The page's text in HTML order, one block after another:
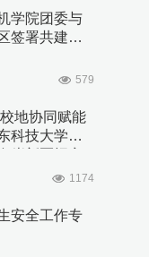
学院团委与
签署共建协
579
地协同赋能
科技大学计
1174
安全工作专